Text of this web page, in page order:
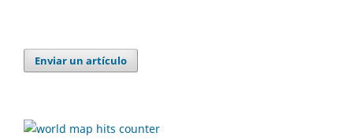
Enviar un artículo